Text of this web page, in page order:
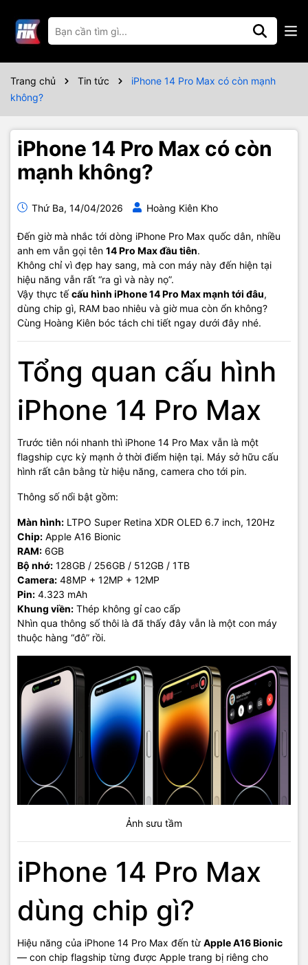
Trang chủ Tin tức
iPhone 14 Pro Max có còn mạnh
không?
iPhone 14 Pro Max có còn
mạnh không?
Thứ Ba, 14/04/2026 Hoàng Kiên Kho
Đến giờ mà nhắc tới dòng iPhone Pro Max quốc dân, nhiều
anh em vẫn gọi tên 14 Pro Max đầu tiên.
Không chỉ vì đẹp hay sang, mà con máy này đến hiện tại
hiệu năng vẫn rất “ra gì và này nọ”.
Vậy thực tếcấu hình iPhone 14 Pro Max mạnh tới đâu,
dùng chip gì, RAM bao nhiêu và giờ mua còn ổn không?
Cùng Hoàng Kiên bóc tách chi tiết ngay dưới đây nhé.
Tổng quan cấu hình
iPhone 14 Pro Max
Trước tiên nói nhanh thì iPhone 14 Pro Max vẫn là một
flagship cực kỳ mạnh ở thời điểm hiện tại. Máy sở hữu cấu
hình rất cân bằng từ hiệu năng, camera cho tới pin.
Thông số nổi bật gồm:
Màn hình: LTPO Super Retina XDR OLED 6.7 inch, 120Hz
Chip: Apple A16 Bionic
RAM: 6GB
Bộ nhớ: 128GB / 256GB / 512GB / 1TB
Camera: 48MP + 12MP + 12MP
Pin: 4.323 mAh
Khung viền: Thép không gỉ cao cấp
Nhìn qua thông số thôi là đã thấy đây vẫn là một con máy
thuộc hàng “đô” rồi.
Ảnh sưu tầm
iPhone 14 Pro Max
dùng chip gì?
Hiệu năng của iPhone 14 Pro Max đến từ Apple A16 Bionic
— con chip flagship từng được Apple trang bị riêng cho